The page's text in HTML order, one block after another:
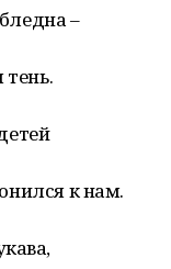
–
к нам.